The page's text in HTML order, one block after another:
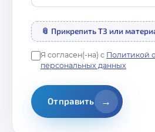
📎 Прикрепить ТЗ или
Я согласен(-на) с Политикой
персональных данных
Отправить →